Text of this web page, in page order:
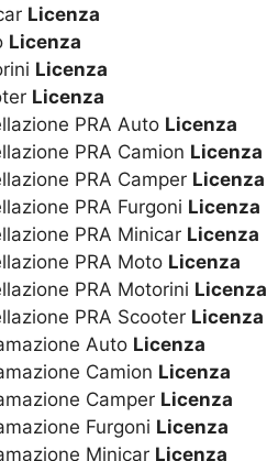
Licenza
Licenza
Licenza
Licenza
PRA Auto Licenza
PRA Camion Licenza
PRA Camper Licenza
PRA Furgoni Licenza
PRA Minicar Licenza
PRA Moto Licenza
PRA Motorini Licenza
PRA Scooter Licenza
Auto Licenza
Camion Licenza
Camper Licenza
Furgoni Licenza
Minicar Licenza